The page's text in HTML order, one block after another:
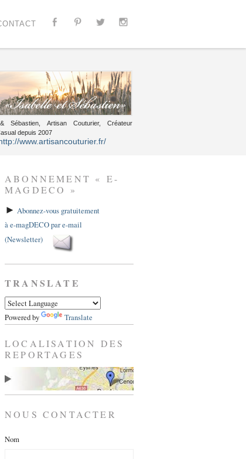
Sébastien, Artisan Couturier, Créateur
depuis 2007
http://www.artisancouturier.fr/
ABONNEMENT « E-
MAGDECO »
► Abonnez-vous gratuitement
à e-magDECO par e-mail
(Newsletter)
TRANSLATE
Powered by Translate
LOCALISATION DES
REPORTAGES
NOUS CONTACTER
Nom